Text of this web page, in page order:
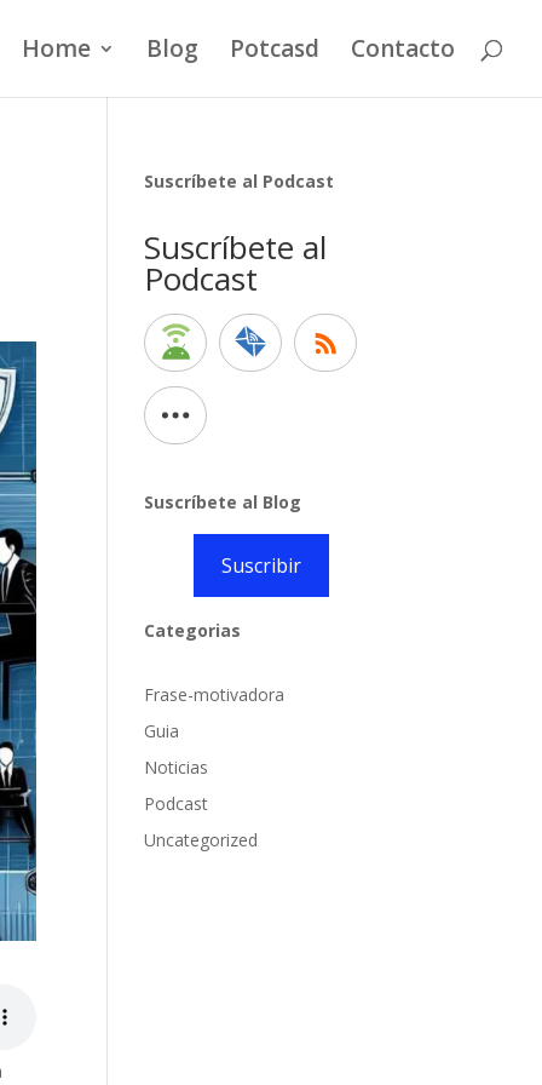
Home Blog Potcasd Contacto
Suscríbete al Podcast
Suscríbete al
Podcast
Suscríbete al Blog
Suscribir
Categorias
Frase-motivadora
Guia
Noticias
Podcast
Uncategorized